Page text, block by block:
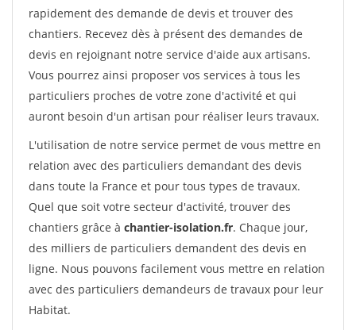
rapidement des demande de devis et trouver des
chantiers. Recevez dès à présent des demandes de
devis en rejoignant notre service d'aide aux artisans.
Vous pourrez ainsi proposer vos services à tous les
particuliers proches de votre zone d'activité et qui
auront besoin d'un artisan pour réaliser leurs travaux.
L'utilisation de notre service permet de vous mettre en
relation avec des particuliers demandant des devis
dans toute la France et pour tous types de travaux.
Quel que soit votre secteur d'activité, trouver des
chantiers grâce à chantier-isolation.fr. Chaque jour,
des milliers de particuliers demandent des devis en
ligne. Nous pouvons facilement vous mettre en relation
avec des particuliers demandeurs de travaux pour leur
Habitat.